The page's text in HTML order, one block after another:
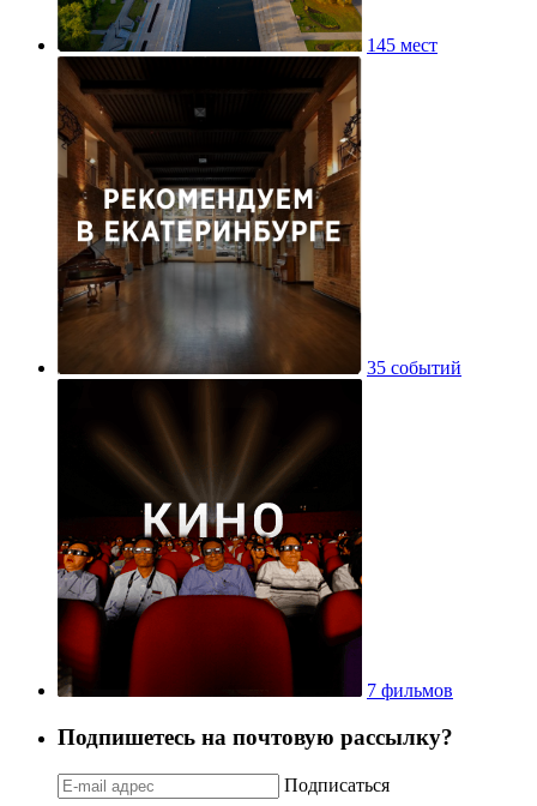
145 мест
35 событий
7 фильмов
Подпишетесь на почтовую рассылку?
Подписаться